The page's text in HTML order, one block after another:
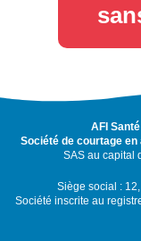
AFI
Société de courtage
SAS au capital
Siège social :
Société inscrite au